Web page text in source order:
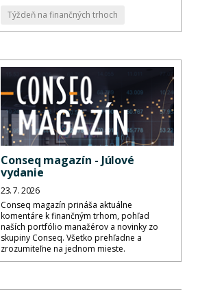
Týždeň na finančných trhoch
Conseq magazín - Júlové
vydanie
23. 7. 2026
Conseq magazín prináša aktuálne
komentáre k finančným trhom, pohľad
naších portfólio manažérov a novinky zo
skupiny Conseq. Všetko prehľadne a
zrozumiteľne na jednom mieste.